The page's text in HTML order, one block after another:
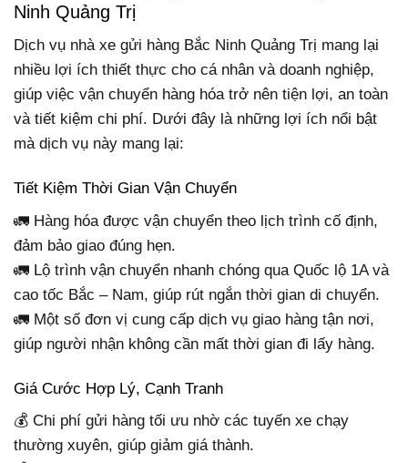
Ninh Quảng Trị
Dịch vụ nhà xe gửi hàng Bắc Ninh Quảng Trị mang lại
nhiều lợi ích thiết thực cho cá nhân và doanh nghiệp,
giúp việc vận chuyển hàng hóa trở nên tiện lợi, an toàn
và tiết kiệm chi phí. Dưới đây là những lợi ích nổi bật
mà dịch vụ này mang lại:
Tiết Kiệm Thời Gian Vận Chuyển
🚛 Hàng hóa được vận chuyển theo lịch trình cố định,
đảm bảo giao đúng hẹn.
🚛 Lộ trình vận chuyển nhanh chóng qua Quốc lộ 1A và
cao tốc Bắc – Nam, giúp rút ngắn thời gian di chuyển.
🚛 Một số đơn vị cung cấp dịch vụ giao hàng tận nơi,
giúp người nhận không cần mất thời gian đi lấy hàng.
Giá Cước Hợp Lý, Cạnh Tranh
💰 Chi phí gửi hàng tối ưu nhờ các tuyến xe chạy
thường xuyên, giúp giảm giá thành.